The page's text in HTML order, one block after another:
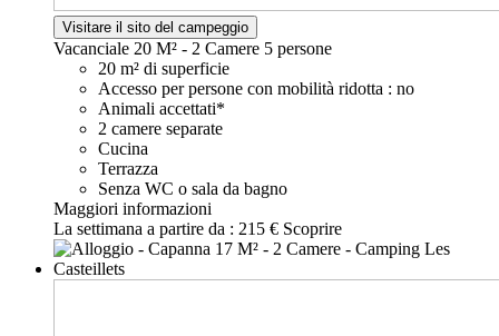
Visitare il sito del campeggio
Vacanciale 20 M² - 2 Camere 5 persone
20 m² di superficie
Accesso per persone con mobilità ridotta : no
Animali accettati*
2 camere separate
Cucina
Terrazza
Senza WC o sala da bagno
Maggiori informazioni
La settimana a partire da : 215 € Scoprire